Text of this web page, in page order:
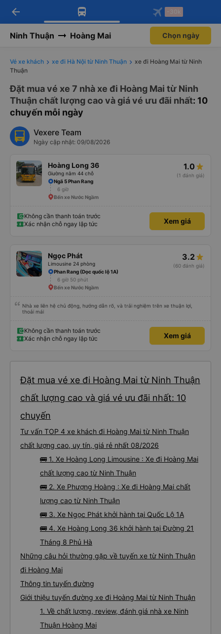
Tải app Vexere ngay!
Nhận ưu đãi thành viên độc
Mở app
Tải app Vexere
-30k/ghế khi đặt vé máy bay qua
Mở app
arrow_back -30k
Ninh Thuận Hoàng Mai Chọn ngày
Vé xe khách xe đi Hà Nội từ Ninh Thuận
xe đi Hoàng Mai từ Ninh
Thuận
Đặt mua vé xe 7 nhà xe đi Hoàng Mai từ Ninh
Thuận chất lượng cao và giá vé ưu đãi nhất: 10
chuyến mỗi ngày
Vexere Team
Ngày cập nhật: 09/08/2026
Hoàng Long 36
Giường nằm 44 chỗ
1.0
(1 đánh giá)
Ngã 5 Phan Rang
6 giờ
Bến xe Nước Ngầm
Không cần thanh toán trước
Xác nhận chỗ ngay lập tức
Xem giá
Ngọc Phát
Limousine 24 phòng
3.2
(60 đánh giá)
Phan Rang (Dọc quốc lộ 1A)
6 giờ 50 phút
Bến xe Nước Ngầm
Nhà xe liên hệ chủ động, hướng dẫn rõ, và trải nghiệm trên xe thuận lợi,
thoải mái
Không cần thanh toán trước
Xác nhận chỗ ngay lập tức
Xem giá
Đặt mua vé xe đi Hoàng Mai từ Ninh Thuận
chất lượng cao và giá vé ưu đãi nhất: 10
chuyến
Tư vấn TOP 4 xe khách đi Hoàng Mai từ Ninh Thuận
chất lượng cao, uy tín, giá rẻ nhất 08/2026
🚌 1. Xe Hoàng Long Limousine : Xe đi Hoàng Mai
chất lượng cao từ Ninh Thuận
🚌 2. Xe Phượng Hoàng : Xe đi Hoàng Mai chất
lượng cao từ Ninh Thuận
🚌 3. Xe Ngọc Phát khởi hành tại Quốc Lộ 1A
🚌 4. Xe Hoàng Long 36 khởi hành tại Đường 21
Tháng 8 Phủ Hà
Những câu hỏi thường gặp về tuyến xe từ Ninh Thuận
đi Hoàng Mai
Thông tin tuyến đường
Giới thiệu tuyến đường xe đi Hoàng Mai từ Ninh Thuận
1. Về chất lượng, review, đánh giá nhà xe Ninh
Thuận Hoàng Mai